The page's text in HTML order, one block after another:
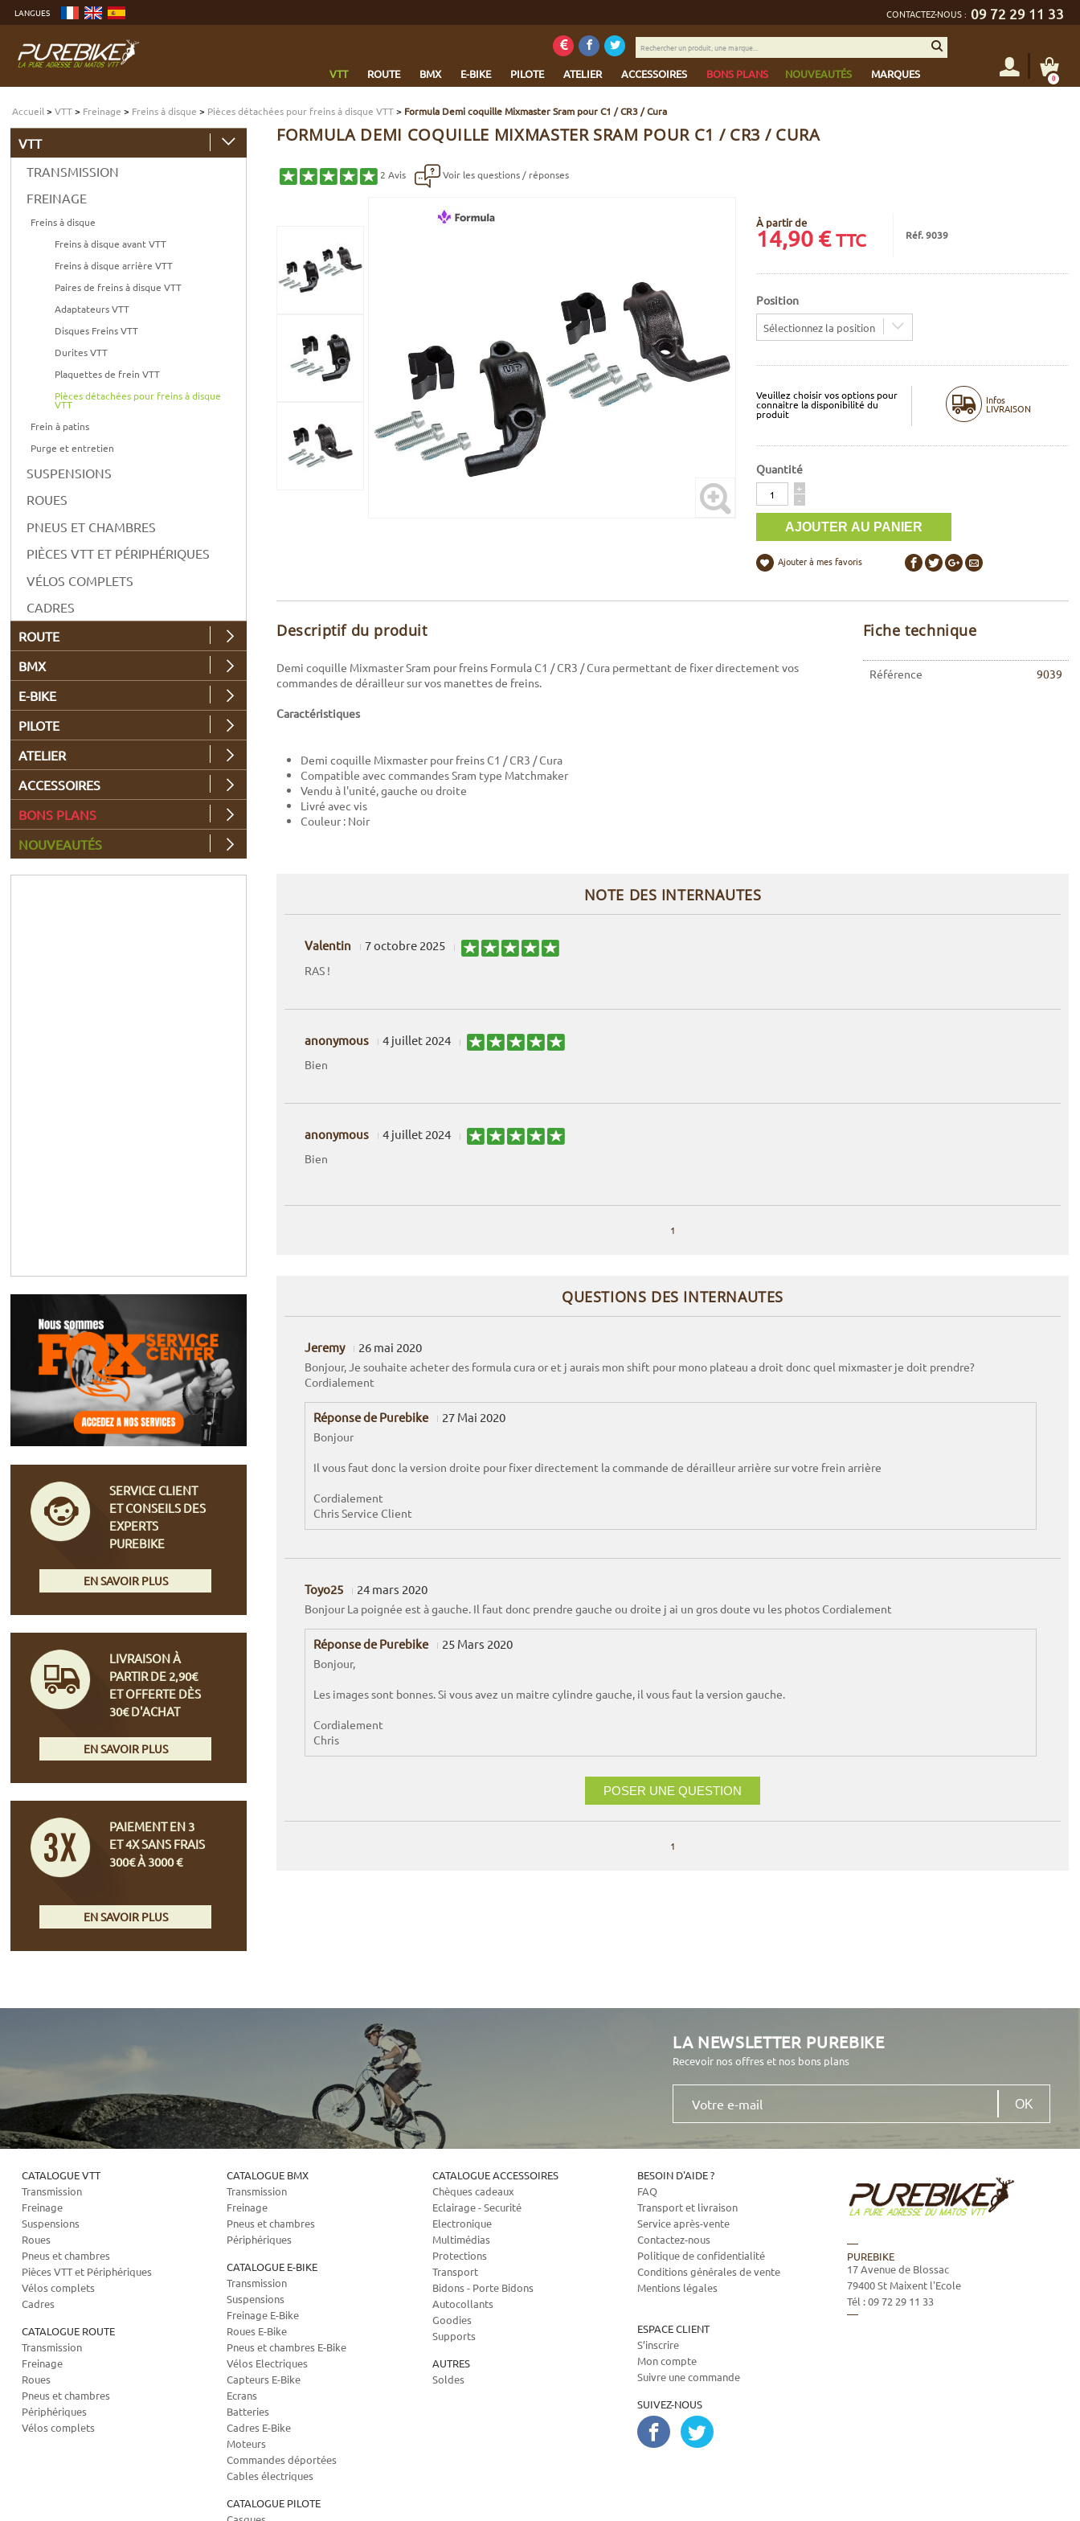
contenu
menu
Aller
CONTACTEZ-NOUS : 09 72 29 11 33
LANGUES
VTT ROUTE BMX E-BIKE PILOTE ATELIER ACCESSOIRES BONS PLANS NOUVEAUTÉS MARQUES
Rechercher
un
une
marque...
0
Accueil >VTT> Freinage > Freins à disque > Pièces détachées pour freins à disque VTT> Formula Demi coquille Mixmaster Sram pour C1 / CR3 / Cura
FORMULA DEMI COQUILLE MIXMASTER SRAM POUR C1 / CR3 / CURA
2 Avis Voir les questions / réponses
À partir de
14,90€ TTC Réf. 9039
Position
Sélectionnez la position
Veuillez choisir vos options pour
connaitre la disponibilité du
produit
Infos
LIVRAISON
Quantité
Quantité
+
-
Ajouter à mes favoris
Descriptif du produit
Demi coquille Mixmaster Sram pour freins Formula C1 / CR3 / Cura permettant de fixer directement vos
commandes de dérailleur sur vos manettes de freins.
Caractéristiques
Demi coquille Mixmaster pour freins C1 / CR3 / Cura
Compatible avec commandes Sram type Matchmaker
Vendu à l'unité, gauche ou droite
Livré avec vis
Couleur : Noir
Fiche technique
Référence 9039
NOTE DES INTERNAUTES
Valentin 7 octobre 2025
RAS !
anonymous 4 juillet 2024
Bien
anonymous 4 juillet 2024
Bien
1
QUESTIONS DES INTERNAUTES
Jeremy 26 mai 2020
Bonjour, Je souhaite acheter des formula cura or et j aurais mon shift pour mono plateau a droit donc quel mixmaster je doit prendre?
Cordialement
Réponse de Purebike 27 Mai 2020
Bonjour
Il vous faut donc la version droite pour fixer directement la commande de dérailleur arrière sur votre frein arrière
Cordialement
Chris Service Client
Toyo25 24 mars 2020
Bonjour La poignée est à gauche. Il faut donc prendre gauche ou droite j ai un gros doute vu les photos Cordialement
Réponse de Purebike 25 Mars 2020
Bonjour,
Les images sont bonnes. Si vous avez un maitre cylindre gauche, il vous faut la version gauche.
Cordialement
Chris
POSER UNE QUESTION
1
VTT
TRANSMISSION
FREINAGE
Freins à disque
Freins à disque avant VTT
Freins à disque arrière VTT
Paires de freins à disque VTT
Adaptateurs VTT
Disques Freins VTT
Durites VTT
Plaquettes de frein VTT
Pièces détachées pour freins à disque
VTT
Frein à patins
Purge et entretien
SUSPENSIONS
ROUES
PNEUS ET CHAMBRES
PIÈCES VTT ET PÉRIPHÉRIQUES
VÉLOS COMPLETS
CADRES
ROUTE
BMX
E-BIKE
PILOTE
ATELIER
ACCESSOIRES
BONS PLANS
NOUVEAUTÉS
SERVICE CLIENT
ET CONSEILS DES
EXPERTS
PUREBIKE
EN SAVOIR PLUS
LIVRAISON À
PARTIR DE 2,90€
ET OFFERTE DÈS
30€ D'ACHAT
EN SAVOIR PLUS
PAIEMENT EN 3
ET 4X SANS FRAIS
300€ À 3000 €
EN SAVOIR PLUS
LA NEWSLETTER PUREBIKE
Recevoir nos offres et nos bons plans
Votre
mail
CATALOGUE VTT
Transmission
Freinage
Suspensions
Roues
Pneus et chambres
Pièces VTT et Périphériques
Vélos complets
Cadres
CATALOGUE ROUTE
Transmission
Freinage
Roues
Pneus et chambres
Périphériques
Vélos complets
CATALOGUE BMX
Transmission
Freinage
Pneus et chambres
Périphériques
CATALOGUE E-BIKE
Transmission
Suspensions
Freinage E-Bike
Roues E-Bike
Pneus et chambres E-Bike
Vélos Electriques
Capteurs E-Bike
Ecrans
Batteries
Cadres E-Bike
Moteurs
Commandes déportées
Cables électriques
CATALOGUE PILOTE
CATALOGUE ACCESSOIRES
Chèques cadeaux
Eclairage - Securité
Electronique
Multimédias
Protections
Transport
Bidons - Porte Bidons
Autocollants
Goodies
Supports
AUTRES
Soldes
BESOIN D'AIDE ?
FAQ
Transport et livraison
Service après-vente
Contactez-nous
Politique de confidentialité
Conditions générales de vente
Mentions légales
ESPACE CLIENT
S’inscrire
Mon compte
Suivre une commande
SUIVEZ-NOUS
PUREBIKE
17 Avenue de Blossac
79400St Maixent l'Ecole
Tél :09 72 29 11 33